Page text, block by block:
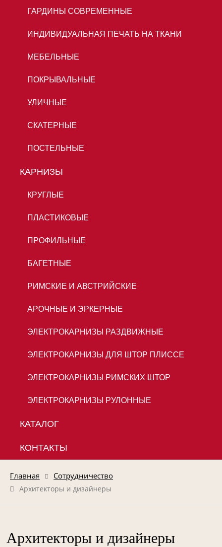
ГАРДИНЫ СОВРЕМЕННЫЕ
ИНДИВИДУАЛЬНАЯ ПЕЧАТЬ НА ТКАНИ
МЕБЕЛЬНЫЕ
ПОКРЫВАЛЬНЫЕ
УЛИЧНЫЕ
СКАТЕРНЫЕ
ПОСТЕЛЬНЫЕ
КАРНИЗЫ
КРУГЛЫЕ
ПЛАСТИКОВЫЕ
ПРОФИЛЬНЫЕ
БАГЕТНЫЕ
РИМСКИЕ И АВСТРИЙСКИЕ
АРОЧНЫЕ И ЭРКЕРНЫЕ
ЭЛЕКТРОКАРНИЗЫ РАЗДВИЖНЫЕ
ЭЛЕКТРОКАРНИЗЫ ДЛЯ ШТОР ПЛИССЕ
ЭЛЕКТРОКАРНИЗЫ РИМСКИХ ШТОР
ЭЛЕКТРОКАРНИЗЫ РУЛОННЫЕ
КАТАЛОГ
КОНТАКТЫ
Главная Сотрудничество
Архитекторы и дизайнеры
Архитекторы и дизайнеры